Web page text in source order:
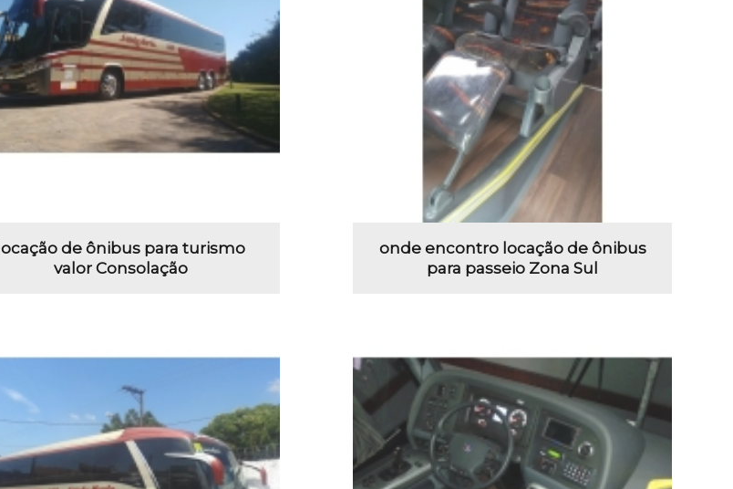
locação de ônibus para turismo
valor Consolação
onde encontro locação de ônibus
para passeio Zona Sul